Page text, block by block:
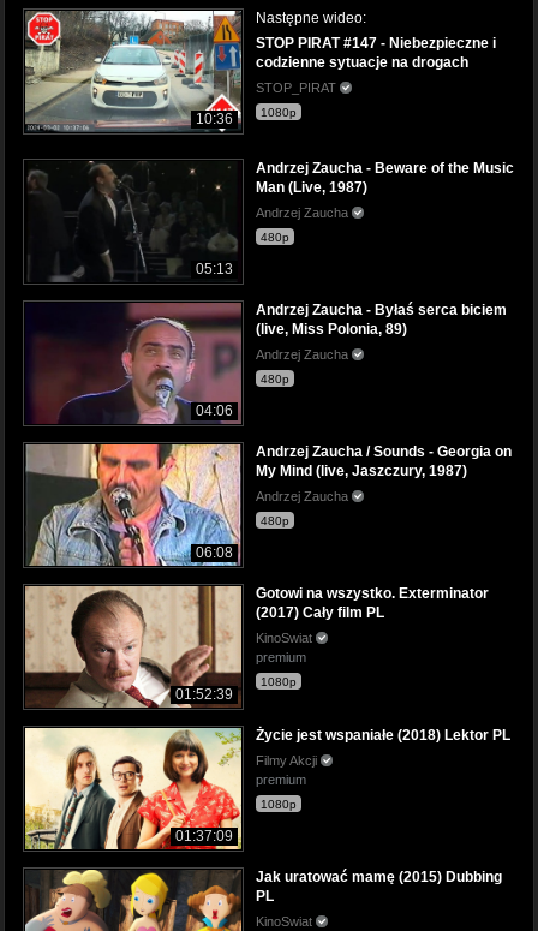
10:36
Następne wideo:
STOP PIRAT #147 - Niebezpieczne i
codzienne sytuacje na drogach
STOP_PIRAT
1080p
05:13
Andrzej Zaucha - Beware of the Music
Man (Live, 1987)
Andrzej Zaucha
480p
04:06
Andrzej Zaucha - Byłaś serca biciem
(live, Miss Polonia, 89)
Andrzej Zaucha
480p
06:08
Andrzej Zaucha / Sounds - Georgia on
My Mind (live, Jaszczury, 1987)
Andrzej Zaucha
480p
01:52:39
Gotowi na wszystko. Exterminator
(2017) Cały film PL
KinoSwiat
premium
1080p
01:37:09
Życie jest wspaniałe (2018) Lektor PL
Filmy Akcji
premium
1080p
Jak uratować mamę (2015) Dubbing
PL
KinoSwiat